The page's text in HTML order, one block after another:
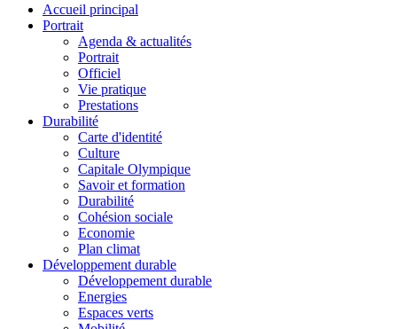
Accueil principal
Portrait
Agenda & actualités
Portrait
Officiel
Vie pratique
Prestations
Durabilité
Carte d'identité
Culture
Capitale Olympique
Savoir et formation
Durabilité
Cohésion sociale
Economie
Plan climat
Développement durable
Développement durable
Energies
Espaces verts